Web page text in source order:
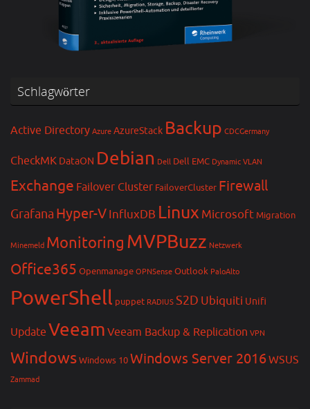
Schlagwörter
Active Directory Azure AzureStack Backup CDCGermany
CheckMK DataON Debian Dell Dell EMC Dynamic VLAN
Exchange Failover Cluster FailoverCluster Firewall
Grafana Hyper-VInfluxDB Linux Microsoft Migration
Minemeld Monitoring MVPBuzz Netzwerk
Office365 Openmanage OPNSense Outlook PaloAlto
PowerShell puppet RADIUS S2D Ubiquiti Unifi
Update Veeam Veeam Backup & Replication VPN
WindowsWindows 10Windows Server 2016WSUS
Zammad